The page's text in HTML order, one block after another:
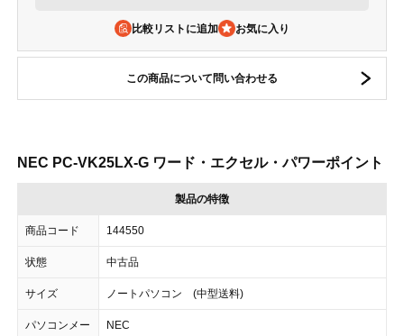
比較リストに追加
この商品について問い合わせる
NEC PC-VK25LX-G ワード・エクセル・パワーポイント
製品の特徴
商品コード 144550
状態 中古品
サイズ ノートパソコン (中型送料)
パソコンメー
NEC